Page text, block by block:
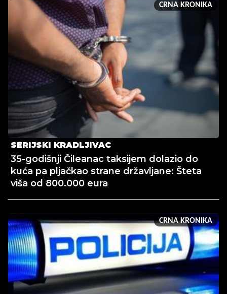
CRNA KRONIKA
SERIJSKI KRADLJIVAC
35-godišnji Čileanac taksijem dolazio do
kuća pa pljačkao strane državljane: Šteta
viša od 800.000 eura
CRNA KRONIKA